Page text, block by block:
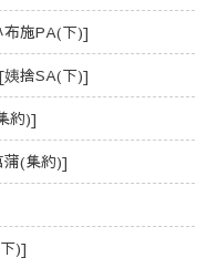
施PA(下)]
捨SA(下)]
約)]
蒲(集約)]
)]